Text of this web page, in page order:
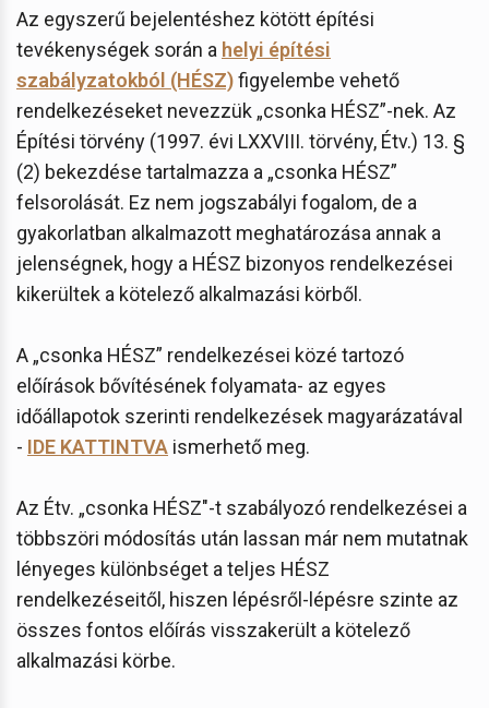
Az egyszerű bejelentéshez kötött építési
tevékenységek során a helyi építési
szabályzatokból (HÉSZ)figyelembe vehető
rendelkezéseket nevezzük „csonka HÉSZ”-nek. Az
Építési törvény (1997. évi LXXVIII. törvény, Étv.) 13. §
(2) bekezdése tartalmazza a „csonka HÉSZ”
felsorolását. Ez nem jogszabályi fogalom, de a
gyakorlatban alkalmazott meghatározása annak a
jelenségnek, hogy a HÉSZ bizonyos rendelkezései
kikerültek a kötelező alkalmazási körből.
A „csonka HÉSZ” rendelkezései közé tartozó
előírások bővítésének folyamata- az egyes
időállapotok szerinti rendelkezések magyarázatával
- IDE KATTINTVA ismerhető meg.
Az Étv. „csonka HÉSZ"-t szabályozó rendelkezései a
többszöri módosítás után lassan már nem mutatnak
lényeges különbséget a teljes HÉSZ
rendelkezéseitől, hiszen lépésről-lépésre szinte az
összes fontos előírás visszakerült a kötelező
alkalmazási körbe.